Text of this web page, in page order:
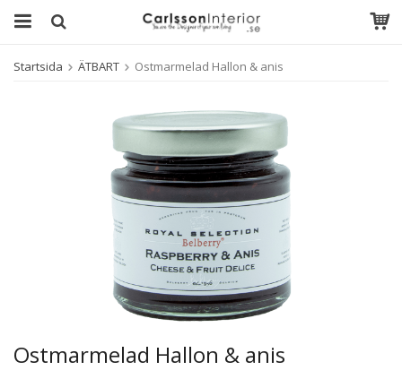
Startsida ÄTBART Ostmarmelad Hallon & anis
Ostmarmelad Hallon & anis